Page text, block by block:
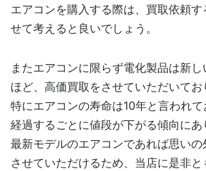
エアコンを購入する際は、買取依頼
せて考えると良いでしょう。
またエアコンに限らず電化製品は新
ほど、高価買取をさせていただいてお
特にエアコンの寿命は10年と言われ
経過するごとに値段が下がる傾向にあ
最新モデルのエアコンであれば思い
させていただけるため、当店に是非と